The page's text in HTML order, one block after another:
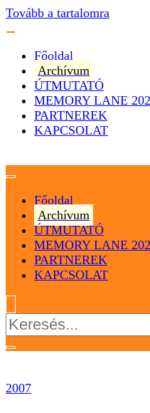
Tovább a tartalomra
Főoldal
Archívum
ÚTMUTATÓ
MEMORY LANE
PARTNEREK
KAPCSOLAT
Magyar Hip
Magyarország
Főoldal
Archívum
ÚTMUTATÓ
MEMORY LANE
PARTNEREK
KAPCSOLAT
Keresés:
2007